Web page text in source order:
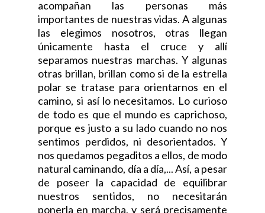
acompañan las personas más
importantes de nuestras vidas. A algunas
las elegimos nosotros, otras llegan
únicamente hasta el cruce y allí
separamos nuestras marchas. Y algunas
otras brillan, brillan como si de la estrella
polar se tratase para orientarnos en el
camino, si así lo necesitamos. Lo curioso
de todo es que el mundo es caprichoso,
porque es justo a su lado cuando no nos
sentimos perdidos, ni desorientados. Y
nos quedamos pegaditos a ellos, de modo
natural caminando, día a día,... Así, a pesar
de poseer la capacidad de equilibrar
nuestros sentidos, no necesitarán
ponerla en marcha, y será precisamente